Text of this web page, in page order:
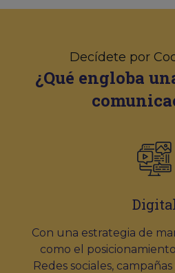
Decídete por
¿Qué engloba
Con una estrategia de
como el
Redes sociales,